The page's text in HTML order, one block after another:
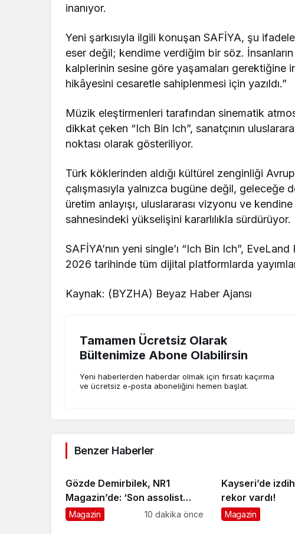
inanıyor.
Yeni şarkısıyla ilgili konuşan SAFİYA, şu
eser değil; kendime verdiğim bir söz.
kalplerinin sesine göre yaşamaları gerektiğine
hikâyesini cesaretle sahiplenmesi için yazıldı.”
Müzik eleştirmenleri tarafından sinematik
dikkat çeken “Ich Bin Ich”, sanatçının
noktası olarak gösteriliyor.
Türk köklerinden aldığı kültürel zenginliği
çalışmasıyla yalnızca bugüne değil, geleceğe
üretim anlayışı, uluslararası vizyonu ve
sahnesindeki yükselişini kararlılıkla sürdürüyor.
SAFİYA’nın yeni single’ı “Ich Bin Ich”,
2026 tarihinde tüm dijital platformlarda
Kaynak: (BYZHA) Beyaz Haber Ajansı
Tamamen Ücretsiz Olarak
Bültenimize Abone Olabilirsin
Yeni haberlerden haberdar olmak için fırsatı kaçırma
ve ücretsiz e-posta aboneliğini hemen başlat.
Benzer Haberler
Gözde Demirbilek, NR1
Magazin’de: ‘Son assolist
olarak var olacağım!’
Magazin 10 dakika önce
Kayseri’de
rekor vardı!
Magazin